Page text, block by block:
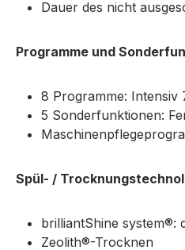
Dauer des nicht
Programme und
8 Programme: Intensiv
5 Sonderfunktionen:
Spül- /
brilliantShine system®:
Zeolith®-Trocknen